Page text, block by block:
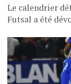
Le calendrier
Futsal a été